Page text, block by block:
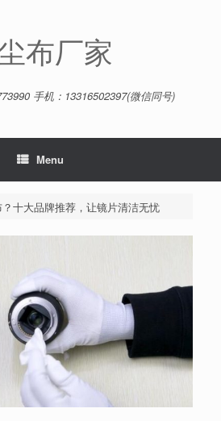
布厂家
手机：13316502397(微信同号)
Menu
十大品牌推荐，让镜片清洁无忧